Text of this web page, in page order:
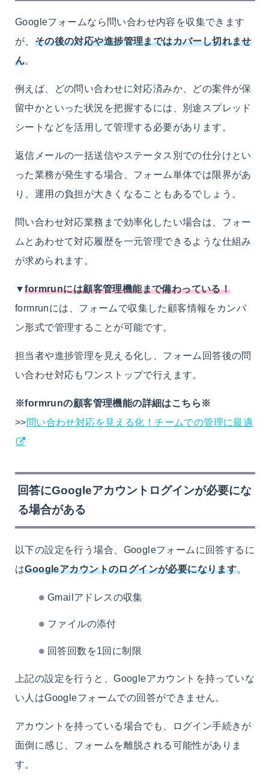
Googleフォームなら問い合わせ内容を収集できます
が、 その後の対応や進捗管理まではカバーし切れませ
ん。
例えば、どの問い合わせに対応済みか、どの案件が保
留中かといった状況を把握するには、別途スプレッド
シートなどを活用して管理する必要があります。
返信メールの一括送信やステータス別での仕分けとい
った業務が発生する場合、フォーム単体では限界があ
り、運用の負担が大きくなることもあるでしょう。
問い合わせ対応業務まで効率化したい場合は、フォー
ムとあわせて対応履歴を一元管理できるような仕組み
が求められます。
▼formrunには顧客管理機能まで備わっている！
formrunには、フォームで収集した顧客情報をカンバ
ン形式で管理することが可能です。
担当者や進捗管理を見える化し、フォーム回答後の問
い合わせ対応もワンストップで行えます。
※formrunの顧客管理機能の詳細はこちら※
>>問い合わせ対応を見える化！チームでの管理に最適
回答にGoogleアカウントログインが必要にな
る場合がある
以下の設定を行う場合、Googleフォームに回答するに
はGoogleアカウントのログインが必要になります。
Gmailアドレスの収集
ファイルの添付
回答回数を1回に制限
上記の設定を行うと、Googleアカウントを持っていな
い人はGoogleフォームでの回答ができません。
アカウントを持っている場合でも、ログイン手続きが
面倒に感じ、フォームを離脱される可能性がありま
す。